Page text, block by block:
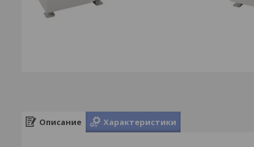
Описание Характеристики